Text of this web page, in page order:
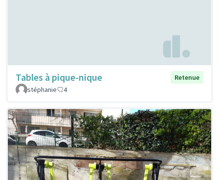
Tables à pique-nique
Retenue
stéphanie
4